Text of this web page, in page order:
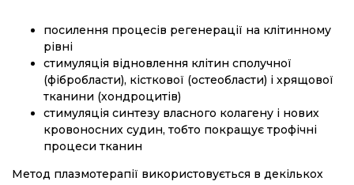
посилення процесів регенерації на клітинному
рівні
стимуляція відновлення клітин сполучної
(фібробласти), кісткової (остеобласти) і хрящової
тканини (хондроцитів)
стимуляція синтезу власного колагену і нових
кровоносних судин, тобто покращує трофічні
процеси тканин
Метод плазмотерапії використовується в декількох